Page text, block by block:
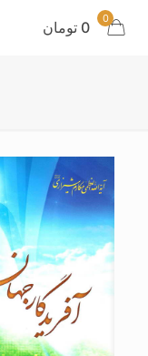
0 0 تومان